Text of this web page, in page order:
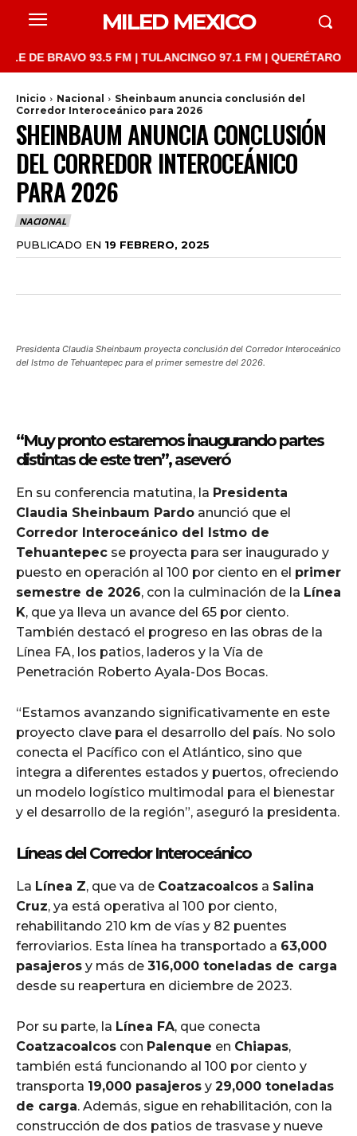
MILED MEXICO
BRAVO 93.5 FM | TULANCINGO 97.1 FM | QUERÉTARO
Inicio Nacional
Sheinbaum anuncia conclusión del
Corredor Interoceánico para 2026
SHEINBAUM ANUNCIA CONCLUSIÓN
DEL CORREDOR INTEROCEÁNICO
PARA 2026
NACIONAL
PUBLICADO EN 19 FEBRERO, 2025
Presidenta Claudia Sheinbaum proyecta conclusión del Corredor Interoceánico
del Istmo de Tehuantepec para el primer semestre del 2026.
“Muy pronto estaremos inaugurando partes
distintas de este tren”, aseveró
En su conferencia matutina, la Presidenta
Claudia Sheinbaum Pardo anunció que el
Corredor Interoceánico del Istmo de
Tehuantepec se proyecta para ser inaugurado y
puesto en operación al 100 por ciento en el primer
semestre de 2026, con la culminación de la Línea
K, que ya lleva un avance del 65 por ciento.
También destacó el progreso en las obras de la
Línea FA, los patios, laderos y la Vía de
Penetración Roberto Ayala-Dos Bocas.
“Estamos avanzando significativamente en este
proyecto clave para el desarrollo del país. No solo
conecta el Pacífico con el Atlántico, sino que
integra a diferentes estados y puertos, ofreciendo
un modelo logístico multimodal para el bienestar
y el desarrollo de la región”, aseguró la presidenta.
Líneas del Corredor Interoceánico
La Línea Z, que va de Coatzacoalcos a Salina
Cruz, ya está operativa al 100 por ciento,
rehabilitando 210 km de vías y 82 puentes
ferroviarios. Esta línea ha transportado a 63,000
pasajeros y más de 316,000 toneladas de carga
desde su reapertura en diciembre de 2023.
Por su parte, la Línea FA, que conecta
Coatzacoalcos con Palenque en Chiapas,
también está funcionando al 100 por ciento y
transporta 19,000 pasajeros y 29,000 toneladas
de carga. Además, sigue en rehabilitación, con la
construcción de dos patios de trasvase y nueve